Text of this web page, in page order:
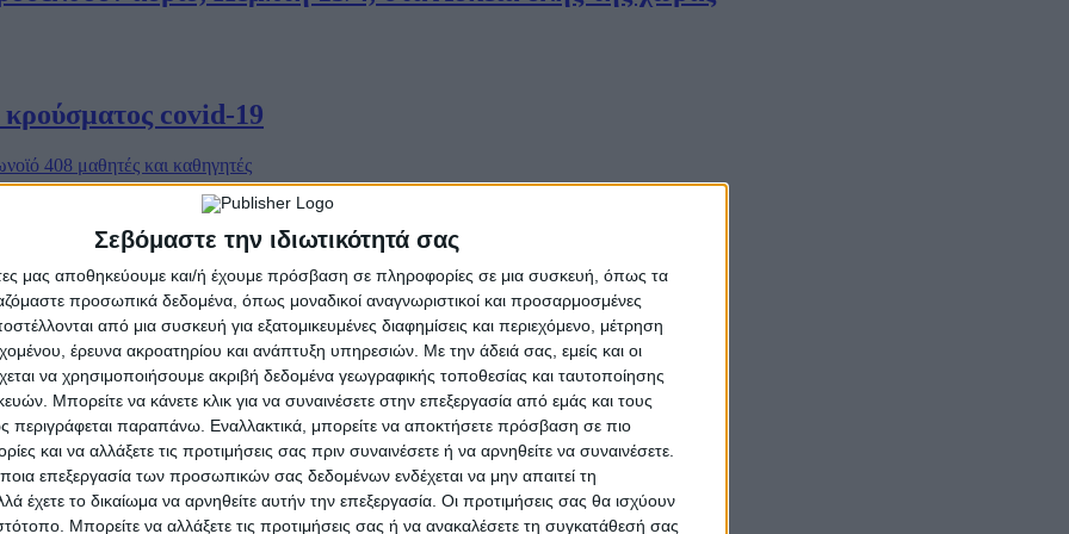
Σεβόμαστε την ιδιωτικότητά σας
μας αποθηκεύουμε και/ή έχουμε πρόσβαση σε πληροφορίες σε μια συσκευή, όπως τα
προσωπικά δεδομένα, όπως μοναδικοί αναγνωριστικοί και προσαρμοσμένες
από μια συσκευή για εξατομικευμένες διαφημίσεις και περιεχόμενο, μέτρηση
έρευνα ακροατηρίου και ανάπτυξη υπηρεσιών. Με την άδειά σας, εμείς και οι
να χρησιμοποιήσουμε ακριβή δεδομένα γεωγραφικής τοποθεσίας και ταυτοποίησης
Μπορείτε να κάνετε κλικ για να συναινέσετε στην επεξεργασία από εμάς και τους
περιγράφεται παραπάνω. Εναλλακτικά, μπορείτε να αποκτήσετε πρόσβαση σε πιο
και να αλλάξετε τις προτιμήσεις σας πριν συναινέσετε ή να αρνηθείτε να συναινέσετε.
επεξεργασία των προσωπικών σας δεδομένων ενδέχεται να μην απαιτεί τη
έχετε το δικαίωμα να αρνηθείτε αυτήν την επεξεργασία. Οι προτιμήσεις σας θα ισχύουν
Μπορείτε να αλλάξετε τις προτιμήσεις σας ή να ανακαλέσετε τη συγκατάθεσή σας
covid-19
Θετικοί στον κορωνοϊό 408 μαθητές και καθηγητές
τη Δευτέρα -Αυστηρά μέτρα προστασίας